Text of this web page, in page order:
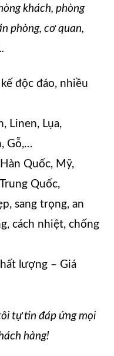
khách, phòng
phòng, cơ quan,
độc đáo, nhiều
Linen, Lụa,
Gỗ,…
Quốc, Mỹ,
Quốc,
sang trọng, an
cách nhiệt, chống
lượng – Giá
tự tin đáp ứng mọi
hàng!